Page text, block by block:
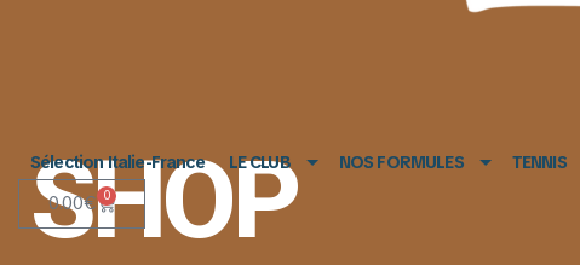
Sélection Italie-France LE CLUB NOS FORMULES TENNIS
0.00€ 0
SHOP